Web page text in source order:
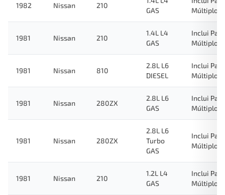
1982 Nissan 210
GAS
Múltiplo
1981 Nissan 210
1.4L L4
GAS
Inclui
Múltiplo
1981 Nissan 810
2.8L L6
DIESEL
Inclui
Múltiplo
1981 Nissan 280ZX
2.8L L6
GAS
Inclui
Múltiplo
1981 Nissan 280ZX
2.8L L6
Turbo
GAS
Inclui
Múltiplo
1981 Nissan 210
1.2L L4
GAS
Inclui
Múltiplo